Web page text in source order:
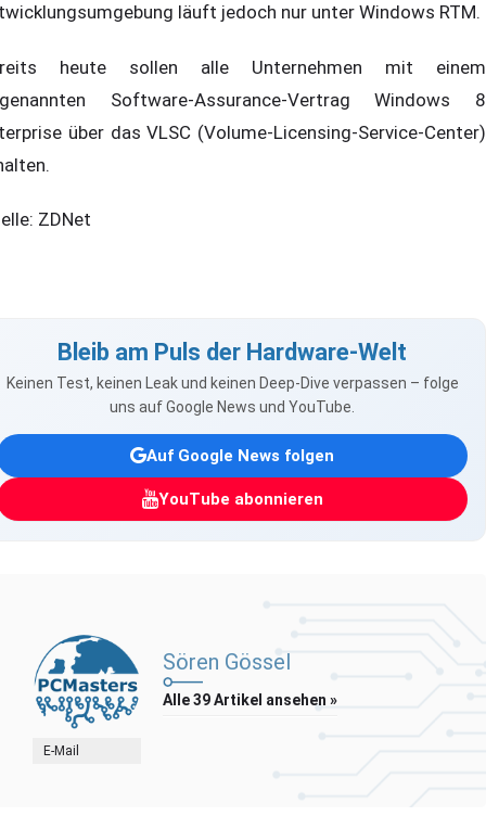
läuft jedoch nur unter Windows RTM.
heute sollen alle Unternehmen mit einem
Software-Assurance-Vertrag Windows 8
über das VLSC (Volume-Licensing-Service-Center)
ZDNet
Bleib am Puls der Hardware-Welt
Keinen Test, keinen Leak und keinen Deep-Dive verpassen – folge
uns auf Google News und YouTube.
Auf Google News folgen
YouTube abonnieren
E-Mail
Sören Gössel
Alle 39 Artikel ansehen »